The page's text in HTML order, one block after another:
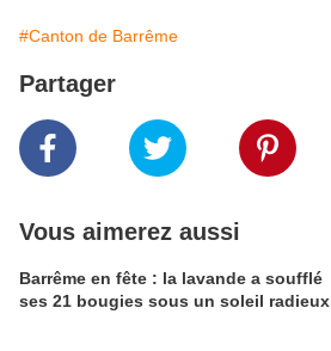
#Canton de Barrême
Partager
Vous aimerez aussi
Barrême en fête : la lavande a soufflé
ses 21 bougies sous un soleil radieux